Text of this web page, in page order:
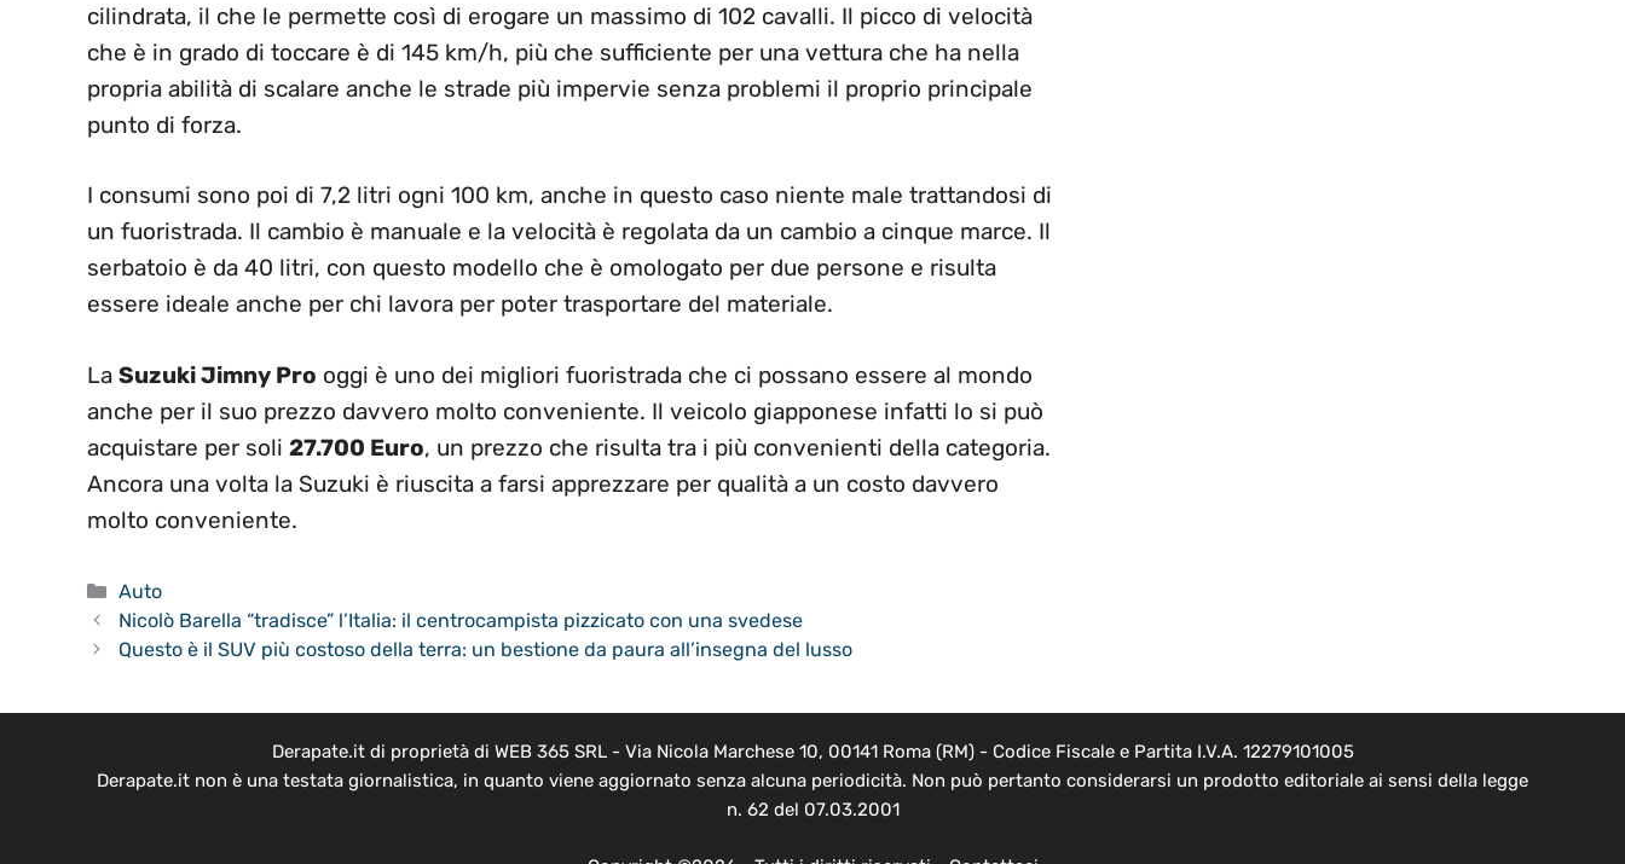
cilindrata, il che le permette così di erogare un massimo di 102 cavalli. Il picco di velocità
che è in grado di toccare è di 145 km/h, più che sufficiente per una vettura che ha nella
propria abilità di scalare anche le strade più impervie senza problemi il proprio principale
punto di forza.
I consumi sono poi di 7,2 litri ogni 100 km, anche in questo caso niente male trattandosi di
un fuoristrada. Il cambio è manuale e la velocità è regolata da un cambio a cinque marce. Il
serbatoio è da 40 litri, con questo modello che è omologato per due persone e risulta
essere ideale anche per chi lavora per poter trasportare del materiale.
La Suzuki Jimny Pro oggi è uno dei migliori fuoristrada che ci possano essere al mondo
anche per il suo prezzo davvero molto conveniente. Il veicolo giapponese infatti lo si può
acquistare per soli 27.700 Euro, un prezzo che risulta tra i più convenienti della categoria.
Ancora una volta la Suzuki è riuscita a farsi apprezzare per qualità a un costo davvero
molto conveniente.
Categorie
Auto
Nicolò Barella “tradisce” l’Italia: il centrocampista pizzicato con una svedese
Questo è il SUV più costoso della terra: un bestione da paura all’insegna del lusso
Derapate.it di proprietà di WEB 365 SRL - Via Nicola Marchese 10, 00141 Roma (RM) - Codice Fiscale e Partita I.V.A. 12279101005
Derapate.it non è una testata giornalistica, in quanto viene aggiornato senza alcuna periodicità. Non può pertanto considerarsi un prodotto editoriale ai sensi della legge
n. 62 del 07.03.2001